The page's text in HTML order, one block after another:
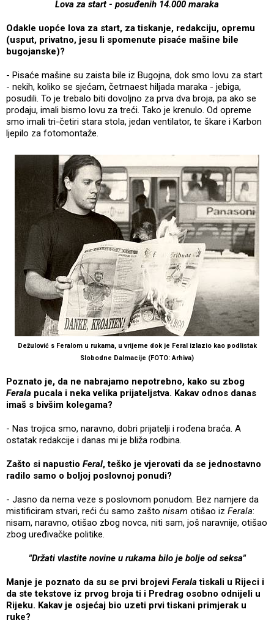
Lova za start - posuđenih 14.000 maraka
Odakle uopće lova za start, za tiskanje, redakciju, opremu
(usput, privatno, jesu li spomenute pisaće mašine bile
bugojanske)?
- Pisaće mašine su zaista bile iz Bugojna, dok smo lovu za start
- nekih, koliko se sjećam, četrnaest hiljada maraka - jebiga,
posudili. To je trebalo biti dovoljno za prva dva broja, pa ako se
prodaju, imali bismo lovu za treći. Tako je krenulo. Od opreme
smo imali tri-četiri stara stola, jedan ventilator, te škare i Karbon
ljepilo za fotomontaže.
Dežulović s Feralom u rukama, u vrijeme dok je Feral izlazio kao podlistak
Slobodne Dalmacije (FOTO: Arhiva)
Poznato je, da ne nabrajamo nepotrebno, kako su zbog
Ferala pucala i neka velika prijateljstva. Kakav odnos danas
imaš s bivšim kolegama?
- Nas trojica smo, naravno, dobri prijatelji i rođena braća. A
ostatak redakcije i danas mi je bliža rodbina.
Zašto si napustio Feral, teško je vjerovati da se jednostavno
radilo samo o boljoj poslovnoj ponudi?
- Jasno da nema veze s poslovnom ponudom. Bez namjere da
mistificiram stvari, reći ću samo zašto nisam otišao iz Ferala:
nisam, naravno, otišao zbog novca, niti sam, još naravnije, otišao
zbog uređivačke politike.
"Držati vlastite novine u rukama bilo je bolje od seksa"
Manje je poznato da su se prvi brojevi Feralatiskali u Rijeci i
da ste tekstove iz prvog broja ti i Predrag osobno odnijeli u
Rijeku. Kakav je osjećaj bio uzeti prvi tiskani primjerak u
ruke?